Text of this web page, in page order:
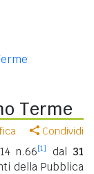
Terme
Condividi
n.66[1] dal 31
della Pubblica